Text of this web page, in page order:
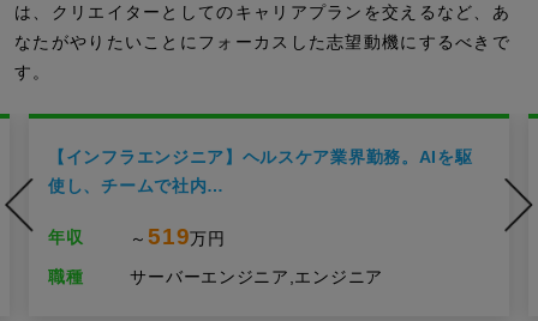
は、クリエイターとしてのキャリアプランを交えるなど、あ
なたがやりたいことにフォーカスした志望動機にするべきで
す。
【インフラエンジニア】ヘルスケア業界勤務。AIを駆
使し、チームで社内…
年収 ～519万円
職種
サーバーエンジニア,エンジニア